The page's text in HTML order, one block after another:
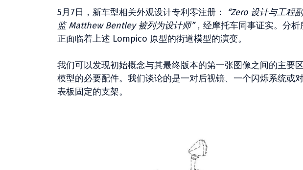
5月7日，新车型相关外观设计专利零注册：
“Zero 设计与工程
监 Matthew Bentley 被列为设计师”，经摩托车同事证实。分
正面临着上述 Lompico 原型的街道模型的演变。
我们可以发现初始概念与其最终版本的第一张图像之间的主要
模型的必要配件。我们谈论的是一对后视镜、一个闪烁系统或
表板固定的支架。